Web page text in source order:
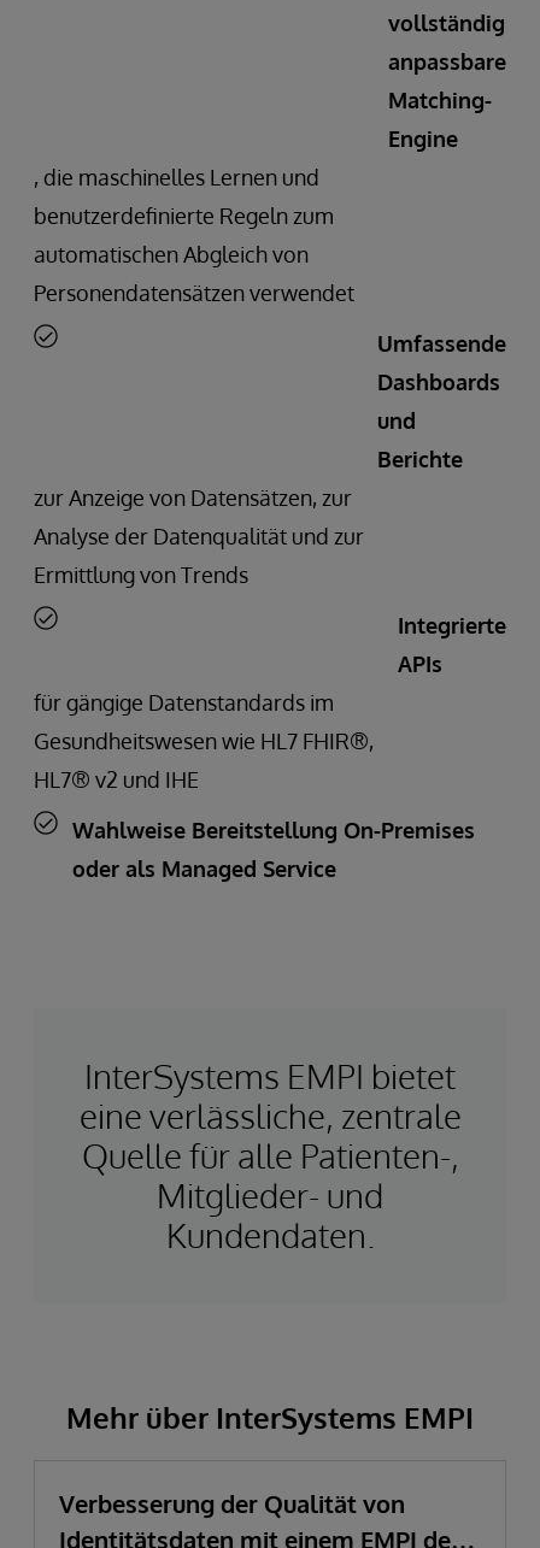
vollständig
anpassbare
Matching-
Engine
, die maschinelles Lernen und
benutzerdefinierte Regeln zum
automatischen Abgleich von
Personendatensätzen verwendet
Umfassende
Dashboards
und
Berichte
zur Anzeige von Datensätzen, zur
Analyse der Datenqualität und zur
Ermittlung von Trends
Integrierte
APIs
für gängige Datenstandards im
Gesundheitswesen wie HL7 FHIR®,
HL7® v2 und IHE
Wahlweise Bereitstellung On-Premises
oder als Managed Service
InterSystems EMPI bietet
eine verlässliche, zentrale
Quelle für alle Patienten-,
Mitglieder- und
Kundendaten.
Mehr über InterSystems EMPI
Verbesserung der Qualität von
Identitätsdaten mit einem EMPI der